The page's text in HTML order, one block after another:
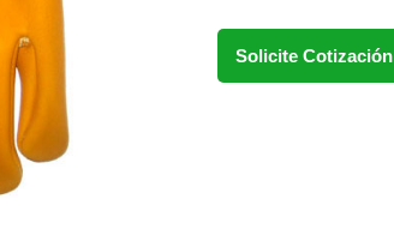
Solicite Cotización